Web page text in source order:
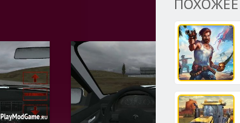
ПОХОЖЕЕ